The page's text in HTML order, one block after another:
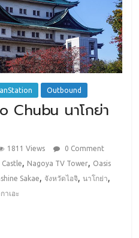
Outbound
Chubu นาโกย่า
1811 Views
0 Comment
, Nagoya TV Tower, Oasis
Sakae, จังหวัดไอจิ,นาโกย่า,
าเอะ